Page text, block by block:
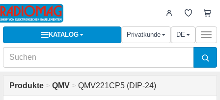
KATALOG Privatkunde DE
Produkte > QMV > QMV221CP5 (DIP-24)